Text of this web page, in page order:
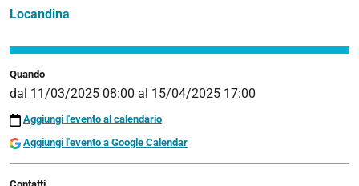
Quando
dal 11/03/2025 08:00 al 15/04/2025 17:00
Aggiungi l'evento al calendario
Aggiungi l'evento a Google Calendar
Locandina